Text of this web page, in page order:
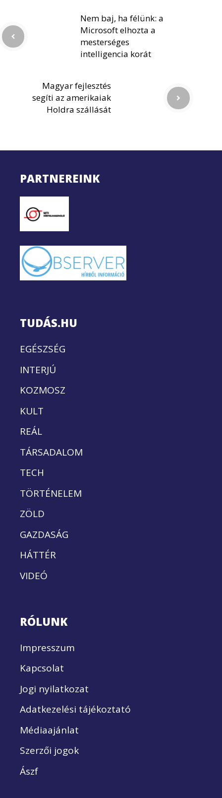
Nem baj, ha félünk: a
Microsoft elhozta a
mesterséges
intelligencia korát
Magyar fejlesztés
segíti az amerikaiak
Holdra szállását
PARTNEREINK
TUDÁS.HU
EGÉSZSÉG
INTERJÚ
KOZMOSZ
KULT
REÁL
TÁRSADALOM
TECH
TÖRTÉNELEM
ZÖLD
GAZDASÁG
HÁTTÉR
VIDEÓ
RÓLUNK
Impresszum
Kapcsolat
Jogi nyilatkozat
Adatkezelési tájékoztató
Médiaajánlat
Szerzői jogok
Ászf